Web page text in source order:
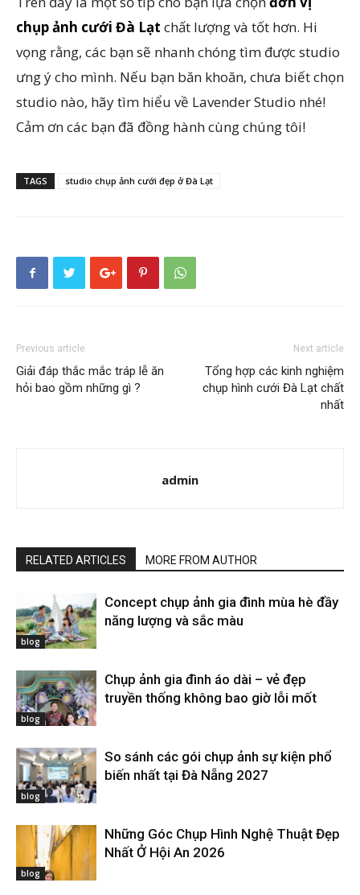
chụp ảnh cưới Đà Lạt chất lượng và tốt hơn. Hi
vọng rằng, các bạn sẽ nhanh chóng tìm được studio
ưng ý cho mình. Nếu bạn băn khoăn, chưa biết chọn
studio nào, hãy tìm hiểu về Lavender Studio nhé!
Cảm ơn các bạn đã đồng hành cùng chúng tôi!
TAGS studio chụp ảnh cưới đẹp ở Đà Lạt
Previous article
Giải đáp thắc mắc tráp lễ ăn
hỏi bao gồm những gì ?
Next article
Tổng hợp các kinh nghiệm
chụp hình cưới Đà Lạt chất
nhất
admin
RELATED ARTICLES MORE FROM AUTHOR
blog
Concept chụp ảnh gia đình mùa hè đầy
năng lượng và sắc màu
blog
Chụp ảnh gia đình áo dài – vẻ đẹp
truyền thống không bao giờ lỗi mốt
blog
So sánh các gói chụp ảnh sự kiện phổ
biến nhất tại Đà Nẵng 2027
blog
Những Góc Chụp Hình Nghệ Thuật Đẹp
Nhất Ở Hội An 2026